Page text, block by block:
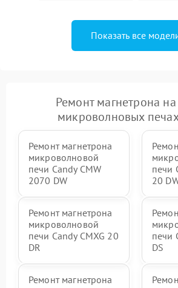
Показать все
Ремонт магнетрона
микроволновых
Ремонт магнетрона
микроволновой
печи Candy CMW
2070 DW
печи
20
Ремонт магнетрона
микроволновой
печи Candy CMXG 20
DR
печи
DS
Ремонт магнетрона